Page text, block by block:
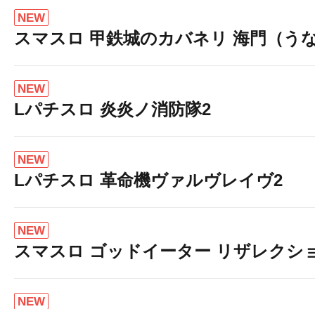
NEW
スマスロ 甲鉄城のカバネリ 海門（う
NEW
Lパチスロ 炎炎ノ消防隊2
NEW
Lパチスロ 革命機ヴァルヴレイヴ2
NEW
スマスロ ゴッドイーター リザレクシ
NEW